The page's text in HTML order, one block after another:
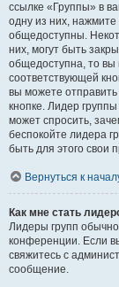
ссылке «Группы» в
одну из них, нажмите
общедоступны.
них, могут быть
общедоступна, то вы
соответствующей
вы можете
кнопке. Лидер
может спросить,
беспокойте лидера
быть для этого свои
Вернуться к
Как мне стать
Лидеры групп
конференции. Если
свяжитесь с
сообщение.